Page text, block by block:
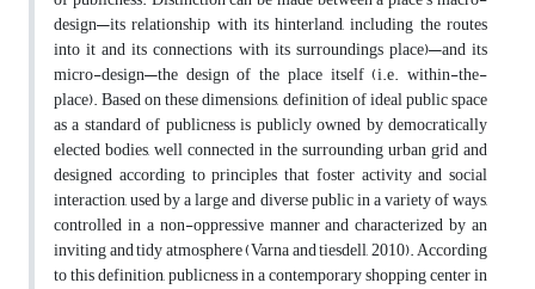
design—its relationship with its hinterland, including the routes
into it and its connections with its surroundings place)—and its
micro-design—the design of the place itself (i.e. within-the-
place). Based on these dimensions, definition of ideal public space
as a standard of publicness is publicly owned by democratically
elected bodies, well connected in the surrounding urban grid and
designed according to principles that foster activity and social
interaction, used by a large and diverse public in a variety of ways,
controlled in a non-oppressive manner and characterized by an
inviting and tidy atmosphere (Varna and tiesdell, 2010). According
to this definition, publicness in a contemporary shopping center in